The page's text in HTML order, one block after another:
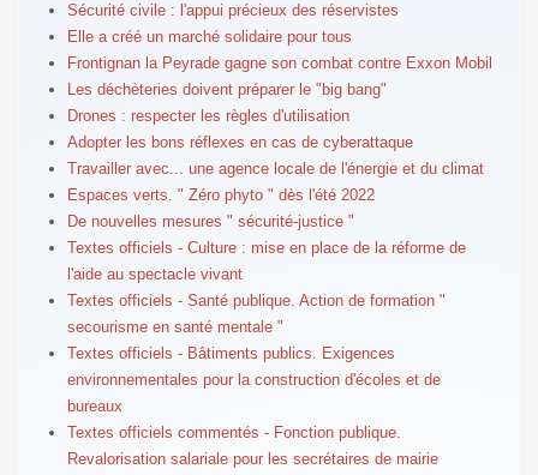
Sécurité civile : l'appui précieux des réservistes
Elle a créé un marché solidaire pour tous
Frontignan la Peyrade gagne son combat contre Exxon Mobil
Les déchèteries doivent préparer le "big bang"
Drones : respecter les règles d'utilisation
Adopter les bons réflexes en cas de cyberattaque
Travailler avec... une agence locale de l'énergie et du climat
Espaces verts. " Zéro phyto " dès l'été 2022
De nouvelles mesures " sécurité-justice "
Textes officiels - Culture : mise en place de la réforme de
l'aide au spectacle vivant
Textes officiels - Santé publique. Action de formation "
secourisme en santé mentale "
Textes officiels - Bâtiments publics. Exigences
environnementales pour la construction d'écoles et de
bureaux
Textes officiels commentés - Fonction publique.
Revalorisation salariale pour les secrétaires de mairie